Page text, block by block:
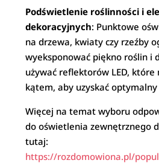
Podświetlenie roślinności i
dekoracyjnych: Punktowe
na drzewa, kwiaty czy rzeźby
wyeksponować piękno roślin i
używać reflektorów LED, które
kątem, aby uzyskać
Więcej na temat wyboru
do oświetlenia zewnętrznego
tutaj:
https://rozdomowiona.pl/